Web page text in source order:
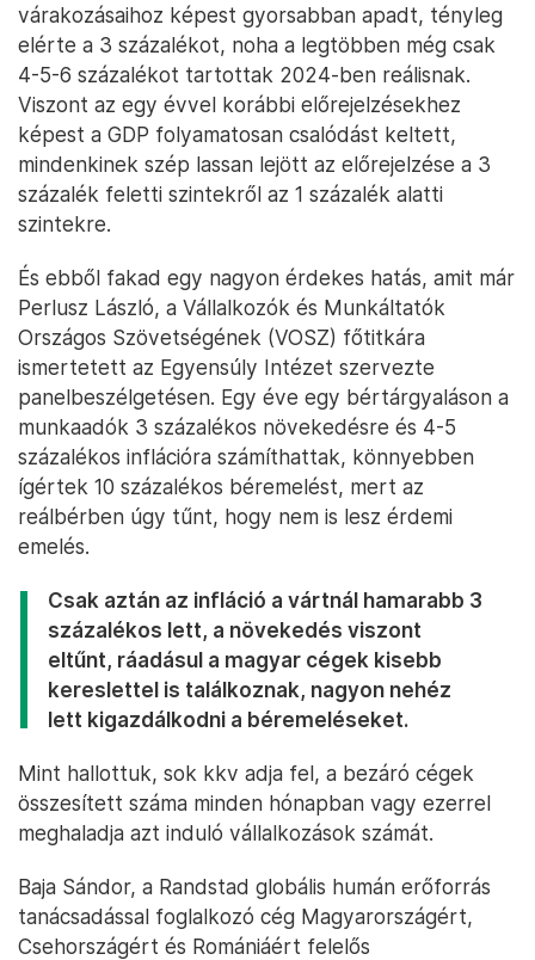
várakozásaihoz képest gyorsabban apadt, tényleg
elérte a 3 százalékot, noha a legtöbben még csak
4-5-6 százalékot tartottak 2024-ben reálisnak.
Viszont az egy évvel korábbi előrejelzésekhez
képest a GDP folyamatosan csalódást keltett,
mindenkinek szép lassan lejött az előrejelzése a 3
százalék feletti szintekről az 1 százalék alatti
szintekre.
És ebből fakad egy nagyon érdekes hatás, amit már
Perlusz László, a Vállalkozók és Munkáltatók
Országos Szövetségének (VOSZ) főtitkára
ismertetett az Egyensúly Intézet szervezte
panelbeszélgetésen. Egy éve egy bértárgyaláson a
munkaadók 3 százalékos növekedésre és 4-5
százalékos inflációra számíthattak, könnyebben
ígértek 10 százalékos béremelést, mert az
reálbérben úgy tűnt, hogy nem is lesz érdemi
emelés.
Csak aztán az infláció a vártnál hamarabb 3
százalékos lett, a növekedés viszont
eltűnt, ráadásul a magyar cégek kisebb
kereslettel is találkoznak, nagyon nehéz
lett kigazdálkodni a béremeléseket.
Mint hallottuk, sok kkv adja fel, a bezáró cégek
összesített száma minden hónapban vagy ezerrel
meghaladja azt induló vállalkozások számát.
Baja Sándor, a Randstad globális humán erőforrás
tanácsadással foglalkozó cég Magyarországért,
Csehországért és Romániáért felelős